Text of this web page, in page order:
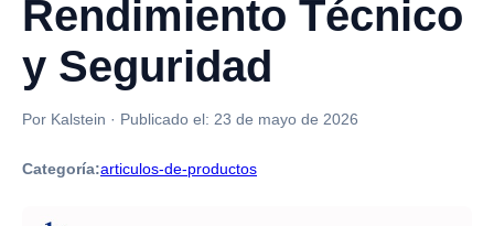
Rendimiento Técnico
y Seguridad
Por Kalstein · Publicado el: 23 de mayo de 2026
Categoría:articulos-de-productos